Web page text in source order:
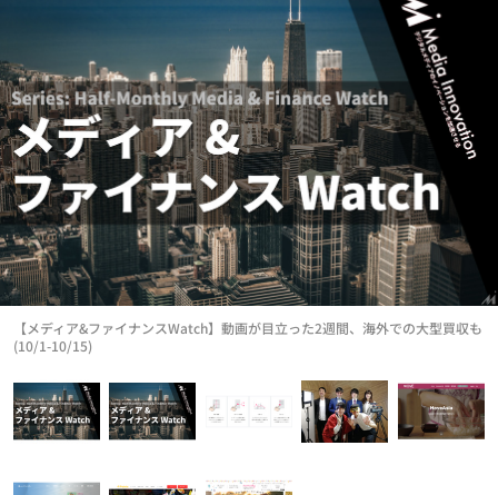
【メディア&ファイナンスWatch】動画が目立った2週間、海外での大型買収も
(10/1-10/15)